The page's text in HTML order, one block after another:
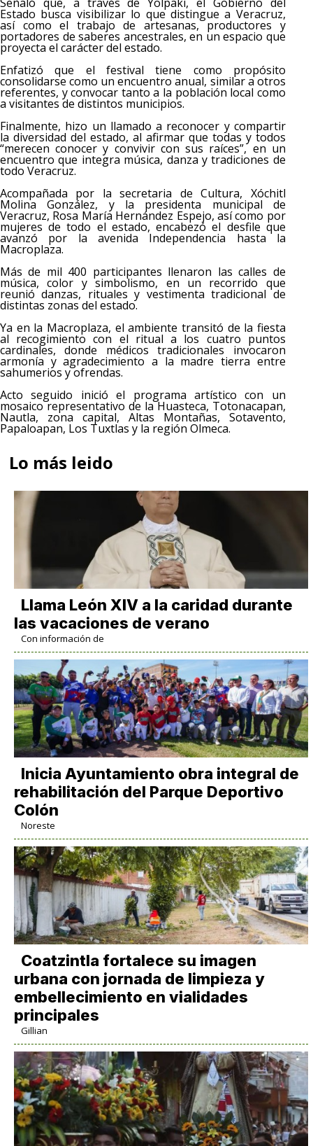
Estado busca visibilizar lo que distingue a Veracruz,
así como el trabajo de artesanas, productores y
portadores de saberes ancestrales, en un espacio que
proyecta el carácter del estado.
Enfatizó que el festival tiene como propósito
consolidarse como un encuentro anual, similar a otros
referentes, y convocar tanto a la población local como
a visitantes de distintos municipios.
Finalmente, hizo un llamado a reconocer y compartir
la diversidad del estado, al afirmar que todas y todos
“merecen conocer y convivir con sus raíces”, en un
encuentro que integra música, danza y tradiciones de
todo Veracruz.
Acompañada por la secretaria de Cultura, Xóchitl
Molina González, y la presidenta municipal de
Veracruz, Rosa María Hernández Espejo, así como por
mujeres de todo el estado, encabezó el desfile que
avanzó por la avenida Independencia hasta la
Macroplaza.
Más de mil 400 participantes llenaron las calles de
música, color y simbolismo, en un recorrido que
reunió danzas, rituales y vestimenta tradicional de
distintas zonas del estado.
Ya en la Macroplaza, el ambiente transitó de la fiesta
al recogimiento con el ritual a los cuatro puntos
cardinales, donde médicos tradicionales invocaron
armonía y agradecimiento a la madre tierra entre
sahumerios y ofrendas.
Acto seguido inició el programa artístico con un
mosaico representativo de la Huasteca, Totonacapan,
Nautla, zona capital, Altas Montañas, Sotavento,
Papaloapan, Los Tuxtlas y la región Olmeca.
Lo más leido
Llama León XIV a la caridad durante
las vacaciones de verano
Con información de
Inicia Ayuntamiento obra integral de
rehabilitación del Parque Deportivo
Colón
Noreste
Coatzintla fortalece su imagen
urbana con jornada de limpieza y
embellecimiento en vialidades
principales
Gillian